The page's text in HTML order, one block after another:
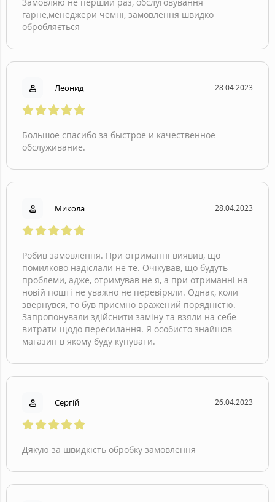
гарне,менеджери чемні, замовлення швидко
обробляється
Леонид 28.04.2023
Большое спасибо за быстрое и качественное
обслуживание.
Микола 28.04.2023
Робив замовлення. При отриманні виявив, що
помилково надіслали не те. Очікував, що будуть
проблеми, адже, отримував не я, а при отриманні на
новій пошті не уважно не перевіряли. Однак, коли
звернувся, то був приємно вражений порядністю.
Запропонували здійснити заміну та взяли на себе
витрати щодо пересилання. Я особисто знайшов
магазин в якому буду купувати.
Сергій 26.04.2023
Дякую за швидкість обробку замовлення